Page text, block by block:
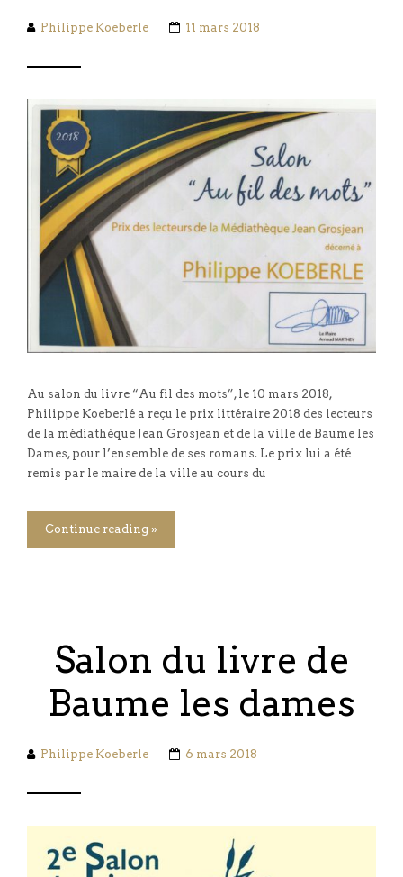
Philippe Koeberle 11 mars 2018
Au salon du livre “Au fil des mots”, le 10 mars 2018,
Philippe Koeberlé a reçu le prix littéraire 2018 des lecteurs
de la médiathèque Jean Grosjean et de la ville de Baume les
Dames, pour l’ensemble de ses romans. Le prix lui a été
remis par le maire de la ville au cours du
Continue reading »
Salon du livre de
Baume les dames
Philippe Koeberle 6 mars 2018